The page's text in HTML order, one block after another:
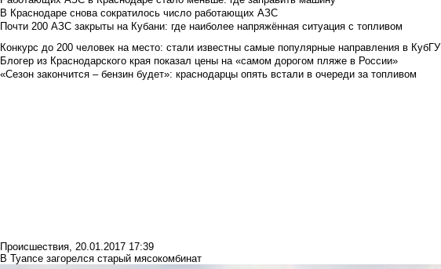
В Краснодаре снова сократилось число работающих АЗС
Почти 200 АЗС закрыты на Кубани: где наиболее напряжённая ситуация с топливом
Конкурс до 200 человек на место: стали известны самые популярные направления в КубГУ
Блогер из Краснодарского края показал цены на «самом дорогом пляже в России»
«Сезон закончится – бензин будет»: краснодарцы опять встали в очереди за топливом
Происшествия, 20.01.2017 17:39
В Туапсе загорелся старый мясокомбинат